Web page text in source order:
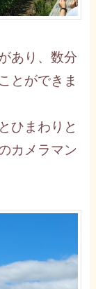
あり、数分
とができま
ひまわりと
カメラマン